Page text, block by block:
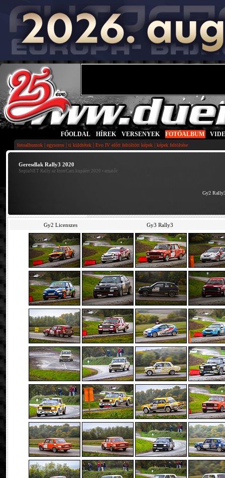
FŐOLDAL HÍREK VERSENYEK FOTÓALBUM
fotoalbumok | egysoros | ti küldtétek | Evo IV előtt feltöltött képek | képek feltöltése
Geresdlak Rally3 2020
SopiaNET Rally az InterCars kupáért 2020 • amatőr
Gy2
Gy2 Licenszes Gy3 Rally3